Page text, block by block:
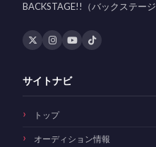
BACKSTAGE!!（バックステージ
サイトナビ
トップ
オーディション情報